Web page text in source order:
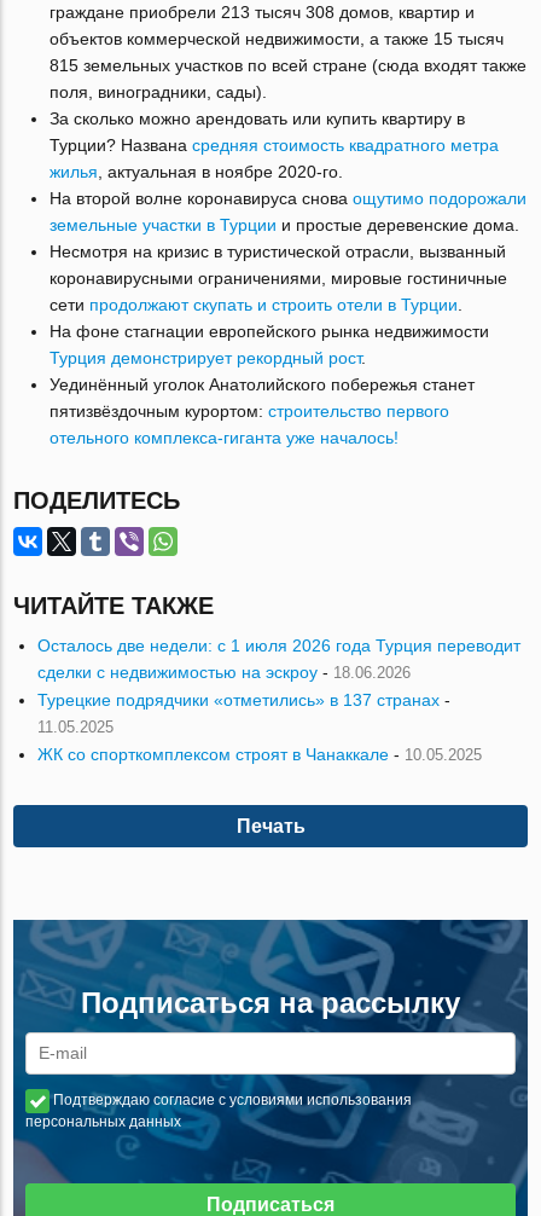
граждане приобрели 213 тысяч 308 домов, квартир и
объектов коммерческой недвижимости, а также 15 тысяч
815 земельных участков по всей стране (сюда входят также
поля, виноградники, сады).
За сколько можно арендовать или купить квартиру в
Турции? Названасредняя стоимость квадратного метра
жилья , актуальная в ноябре 2020-го.
На второй волне коронавируса сноваощутимо подорожали
земельные участки в Турции и простые деревенские дома.
Несмотря на кризис в туристической отрасли, вызванный
коронавирусными ограничениями, мировые гостиничные
сети продолжают скупать и строить отели в Турции
На фоне стагнации европейского рынка недвижимости
Турция демонстрирует рекордный рост.
Уединённый уголок Анатолийского побережья станет
пятизвёздочным курортом:строительство первого
отельного комплекса-гиганта уже началось!
ПОДЕЛИТЕСЬ
ЧИТАЙТЕ ТАКЖЕ
Осталось две недели: с 1 июля 2026 года Турция переводит
сделки с недвижимостью на эскроу - 18.06.2026
Турецкие подрядчики «отметились» в 137 странах -
11.05.2025
ЖК со спорткомплексом строят в Чанаккале - 10.05.2025
Печать
Подписаться на рассылку
Подтверждаю согласие с условиями использования
персональных данных
Подписаться